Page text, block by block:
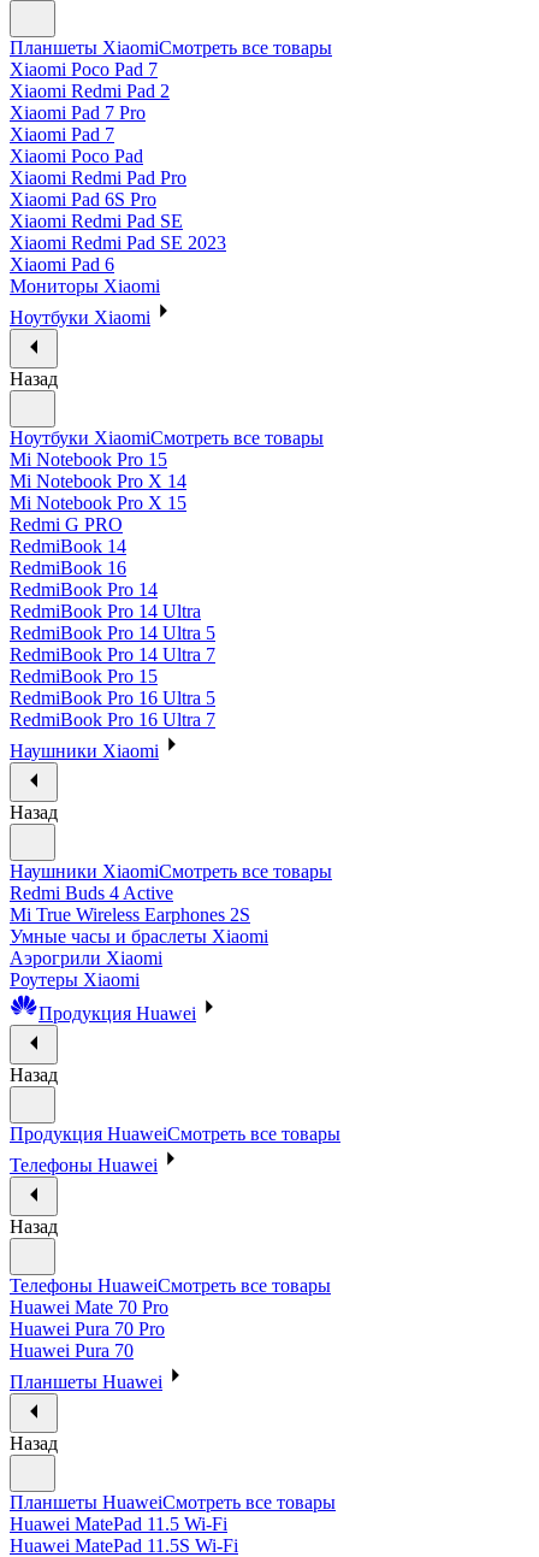
Планшеты XiaomiСмотреть все товары
Xiaomi Poco Pad 7
Xiaomi Redmi Pad 2
Xiaomi Pad 7 Pro
Xiaomi Pad 7
Xiaomi Poco Pad
Xiaomi Redmi Pad Pro
Xiaomi Pad 6S Pro
Xiaomi Redmi Pad SE
Xiaomi Redmi Pad SE 2023
Xiaomi Pad 6
Мониторы Xiaomi
Ноутбуки Xiaomi
Назад
Ноутбуки XiaomiСмотреть все товары
Mi Notebook Pro 15
Mi Notebook Pro X 14
Mi Notebook Pro X 15
Redmi G PRO
RedmiBook 14
RedmiBook 16
RedmiBook Pro 14
RedmiBook Pro 14 Ultra
RedmiBook Pro 14 Ultra 5
RedmiBook Pro 14 Ultra 7
RedmiBook Pro 15
RedmiBook Pro 16 Ultra 5
RedmiBook Pro 16 Ultra 7
Наушники Xiaomi
Назад
Наушники XiaomiСмотреть все товары
Redmi Buds 4 Active
Mi True Wireless Earphones 2S
Умные часы и браслеты Xiaomi
Аэрогрили Xiaomi
Роутеры Xiaomi
Продукция Huawei
Назад
Продукция HuaweiСмотреть все товары
Телефоны Huawei
Назад
Телефоны HuaweiСмотреть все товары
Huawei Mate 70 Pro
Huawei Pura 70 Pro
Huawei Pura 70
Планшеты Huawei
Назад
Планшеты HuaweiСмотреть все товары
Huawei MatePad 11.5 Wi-Fi
Huawei MatePad 11.5S Wi-Fi